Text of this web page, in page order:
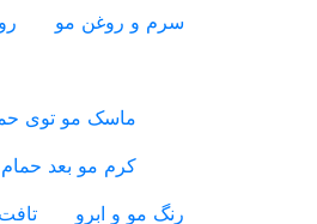
سرم و روغن مو
ماسک مو توی
کرم مو بعد حمام
رنگ مو و ابرو